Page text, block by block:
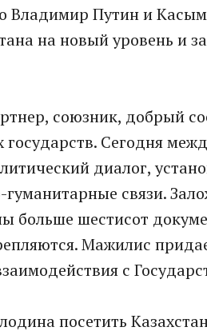
Владимир Путин и
на новый уровень и
союзник, добрый
Сегодня
диалог,
связи.
больше шестисот
Мажилис
с
посетить